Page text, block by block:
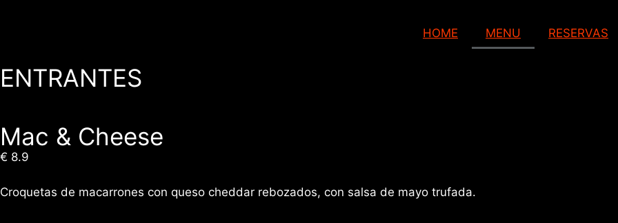
HOME MENU RESERVAS
ENTRANTES
Mac & Cheese
€ 8.9
Croquetas de macarrones con queso cheddar rebozados, con salsa de mayo trufada.